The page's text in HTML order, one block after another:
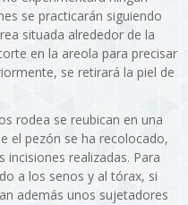
se practicarán siguiendo
situada alrededor de la
en la areola para precisar
se retirará la piel de
rodea se reubican en una
el pezón se ha recolocado,
incisiones realizadas. Para
a los senos y al tórax, si
además unos sujetadores